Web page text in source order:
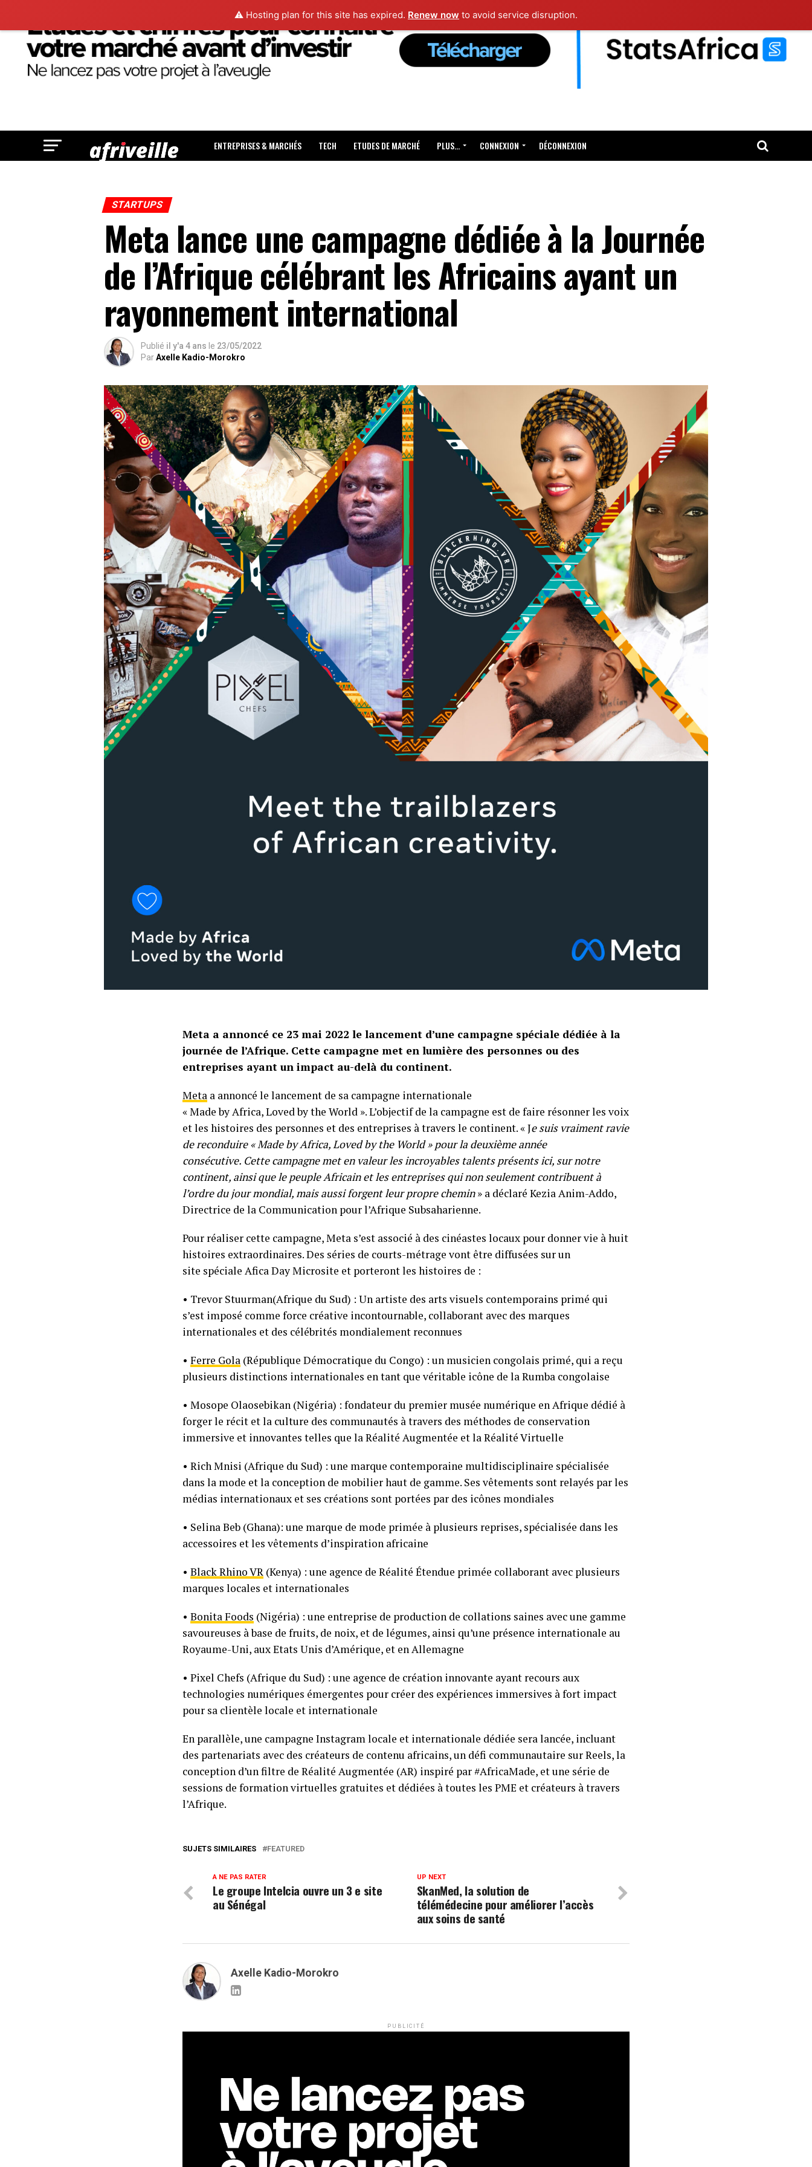
⚠️ Hosting plan for this site has expired. Renew now to avoid service disruption.
ENTREPRISES & MARCHÉS TECH ETUDES DE MARCHÉ PLUS… CONNEXION DÉCONNEXION
STARTUPS
Meta lance une campagne dédiée à la Journée
de l’Afrique célébrant les Africains ayant un
rayonnement international
Publié il y'a 4 ans le 23/05/2022
ParAxelle Kadio-Morokro
Meta a annoncé ce 23 mai 2022 le lancement d’une campagne spéciale dédiée à la
journée de l’Afrique. Cette campagne met en lumière des personnes ou des
entreprises ayant un impact au-delà du continent.
Meta a annoncé le lancement de sa campagne internationale
« Made by Africa, Loved by the World ». L’objectif de la campagne est de faire résonner les voix
et les histoires des personnes et des entreprises à travers le continent. « Je suis vraiment ravie
de reconduire « Made by Africa, Loved by the World » pour la deuxième année
consécutive. Cette campagne met en valeur les incroyables talents présents ici, sur notre
continent, ainsi que le peuple Africain et les entreprises qui non seulement contribuent à
l’ordre du jour mondial, mais aussi forgent leur propre chemin» a déclaré Kezia Anim-Addo,
Directrice de la Communication pour l’Afrique Subsaharienne.
Pour réaliser cette campagne, Meta s’est associé à des cinéastes locaux pour donner vie à huit
histoires extraordinaires. Des séries de courts-métrage vont être diffusées sur un
site spéciale Afica Day Microsite et porteront les histoires de :
• Trevor Stuurman(Afrique du Sud) : Un artiste des arts visuels contemporains primé qui
s’est imposé comme force créative incontournable, collaborant avec des marques
internationales et des célébrités mondialement reconnues
• Ferre Gola (République Démocratique du Congo) : un musicien congolais primé, qui a reçu
plusieurs distinctions internationales en tant que véritable icône de la Rumba congolaise
• Mosope Olaosebikan (Nigéria) : fondateur du premier musée numérique en Afrique dédié à
forger le récit et la culture des communautés à travers des méthodes de conservation
immersive et innovantes telles que la Réalité Augmentée et la Réalité Virtuelle
• Rich Mnisi (Afrique du Sud) : une marque contemporaine multidisciplinaire spécialisée
dans la mode et la conception de mobilier haut de gamme. Ses vêtements sont relayés par les
médias internationaux et ses créations sont portées par des icônes mondiales
• Selina Beb (Ghana): une marque de mode primée à plusieurs reprises, spécialisée dans les
accessoires et les vêtements d’inspiration africaine
• Black Rhino VR (Kenya) : une agence de Réalité Étendue primée collaborant avec plusieurs
marques locales et internationales
• Bonita Foods (Nigéria) : une entreprise de production de collations saines avec une gamme
savoureuses à base de fruits, de noix, et de légumes, ainsi qu’une présence internationale au
Royaume-Uni, aux Etats Unis d’Amérique, et en Allemagne
• Pixel Chefs (Afrique du Sud) : une agence de création innovante ayant recours aux
technologies numériques émergentes pour créer des expériences immersives à fort impact
pour sa clientèle locale et internationale
En parallèle, une campagne Instagram locale et internationale dédiée sera lancée, incluant
des partenariats avec des créateurs de contenu africains, un défi communautaire sur Reels, la
conception d’un filtre de Réalité Augmentée (AR) inspiré par #AfricaMade, et une série de
sessions de formation virtuelles gratuites et dédiées à toutes les PME et créateurs à travers
l’Afrique.
SUJETS SIMILAIRES FEATURED
UP NEXT
SkanMed, la solution de
télémédecine pour améliorer l’accès
aux soins de santé
A NE PAS RATER
Le groupe Intelcia ouvre un 3 e site
au Sénégal
Axelle Kadio-Morokro
PUBLICITÉ